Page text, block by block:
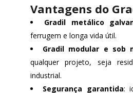
Vantagens do
Gradil metálico
ferrugem e longa vida útil.
Gradil modular e sob
qualquer projeto, seja
industrial.
Segurança garantida: